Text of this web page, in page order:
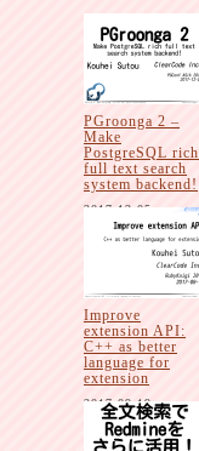
PGroonga 2 –
Make
PostgreSQL rich
full text search
system backend!
2017-12-05
Improve
extension API:
C++ as better
language for
extension
2017-09-19